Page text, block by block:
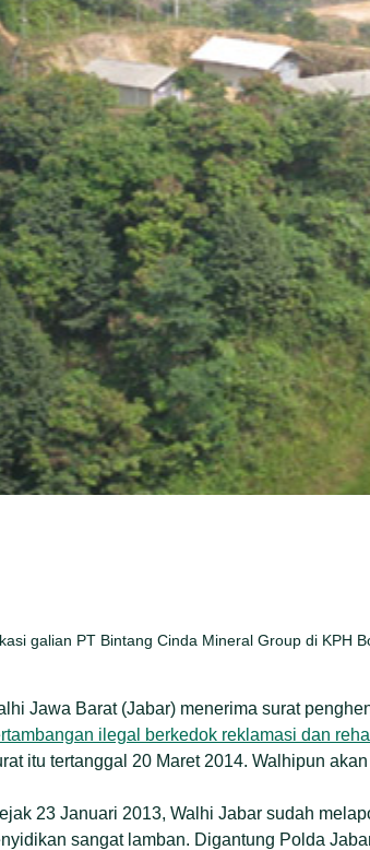
galian PT Bintang Cinda Mineral Group di KPH
Jawa Barat (Jabar) menerima surat
ilegal berkedok reklamasi dan
itu tertanggal 20 Maret 2014. Walhipun
23 Januari 2013, Walhi Jabar sudah
sangat lamban. Digantung Polda